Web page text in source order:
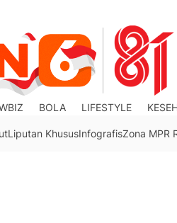
BOLA LIFESTYLE
Liputan KhususInfografisZona MPR